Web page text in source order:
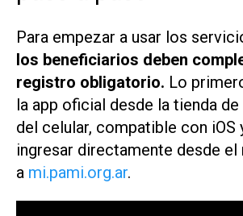
Para empezar a usar los
los beneficiarios deben
registro obligatorio. Lo
la app oficial desde la tienda
del celular, compatible con iOS
ingresar directamente desde el
a mi.pami.org.ar.